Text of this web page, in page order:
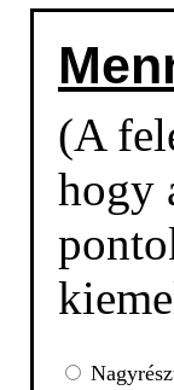
(A
hogy